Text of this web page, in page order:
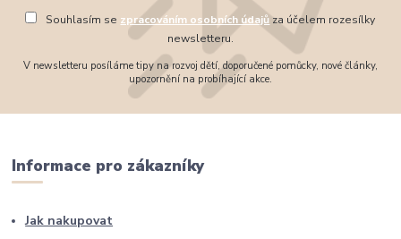
Souhlasím se zpracováním osobních údajůza účelem rozesílky
newsletteru.
V newsletteru posíláme tipy na rozvoj dětí, doporučené pomůcky, nové články,
upozornění na probíhající akce.
Informace pro zákazníky
Jak nakupovat